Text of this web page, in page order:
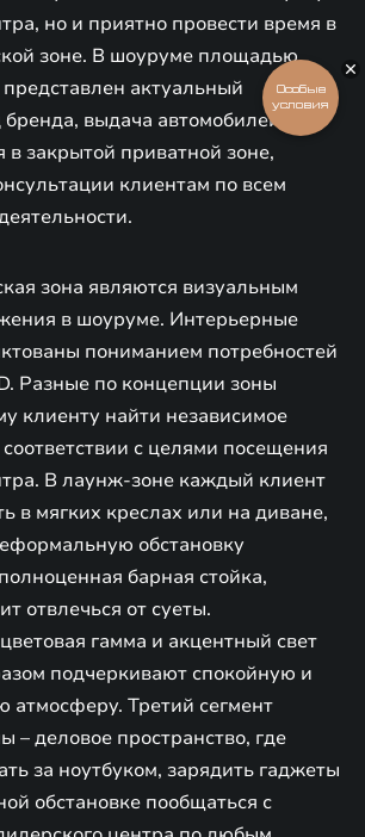
но и приятно провести время в
зоне. В шоуруме площадью
актуальный
выдача автомобилей
в закрытой приватной зоне,
клиентам по всем
зона являются визуальным
в шоуруме. Интерьерные
пониманием потребностей
Разные по концепции зоны
клиенту найти независимое
с целями посещения
В лаунж-зоне каждый клиент
в мягких креслах или на диване,
обстановку
барная стойка,
отвлечься от суеты.
гамма и акцентный свет
подчеркивают спокойную и
атмосферу. Третий сегмент
– деловое пространство, где
за ноутбуком, зарядить гаджеты
обстановке пообщаться с
Особые
условия